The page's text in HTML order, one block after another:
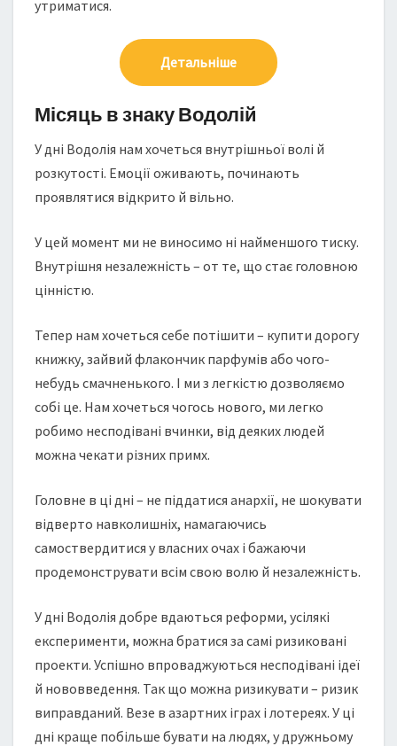
утриматися.
Детальніше
Місяць в знаку Водолій
У дні Водолія нам хочеться внутрішньої волі й
розкутості. Емоції оживають, починають
проявлятися відкрито й вільно.
У цей момент ми не виносимо ні найменшого тиску.
Внутрішня незалежність – от те, що стає головною
цінністю.
Тепер нам хочеться себе потішити – купити дорогу
книжку, зайвий флакончик парфумів або чого-
небудь смачненького. І ми з легкістю дозволяємо
собі це. Нам хочеться чогось нового, ми легко
робимо несподівані вчинки, від деяких людей
можна чекати різних примх.
Головне в ці дні – не піддатися анархії, не шокувати
відверто навколишніх, намагаючись
самоствердитися у власних очах і бажаючи
продемонструвати всім свою волю й незалежність.
У дні Водолія добре вдаються реформи, усілякі
експерименти, можна братися за самі ризиковані
проекти. Успішно впроваджуються несподівані ідеї
й нововведення. Так що можна ризикувати – ризик
виправданий. Везе в азартних іграх і лотереях. У ці
дні краще побільше бувати на людях, у дружньому